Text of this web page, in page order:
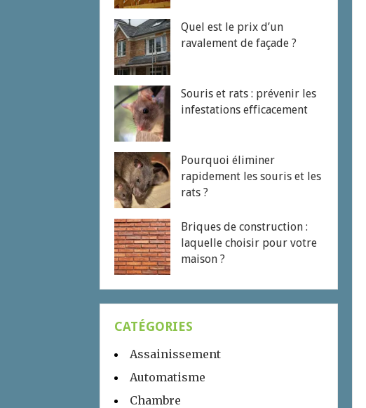
Quel est le prix d’un
ravalement de façade ?
Souris et rats : prévenir les
infestations efficacement
Pourquoi éliminer
rapidement les souris et les
rats ?
Briques de construction :
laquelle choisir pour votre
maison ?
CATÉGORIES
Assainissement
Automatisme
Chambre